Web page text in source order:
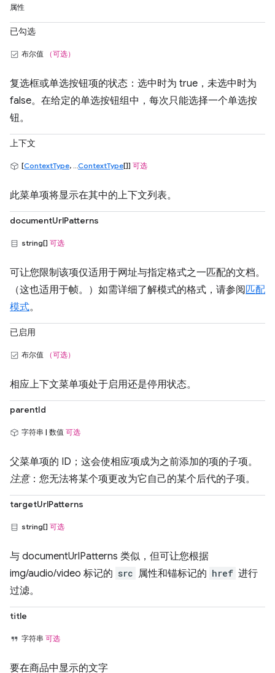
属性
已勾选
布尔值 （可选）
复选框或单选按钮项的状态：选中时为 true，未选中时为
false。在给定的单选按钮组中，每次只能选择一个单选按
钮。
上下文
[ContextType, ...ContextType[]] 可选
此菜单项将显示在其中的上下文列表。
documentUrlPatterns
string[] 可选
可让您限制该项仅适用于网址与指定格式之一匹配的文档。
（这也适用于帧。）如需详细了解模式的格式，请参阅匹配
模式。
已启用
布尔值 （可选）
相应上下文菜单项处于启用还是停用状态。
parentId
字符串 | 数值 可选
父菜单项的 ID；这会使相应项成为之前添加的项的子项。
注意：您无法将某个项更改为它自己的某个后代的子项。
targetUrlPatterns
string[] 可选
与 documentUrlPatterns 类似，但可让您根据
img/audio/video 标记的 src 属性和锚标记的 href 进行
过滤。
title
字符串 可选
要在商品中显示的文字